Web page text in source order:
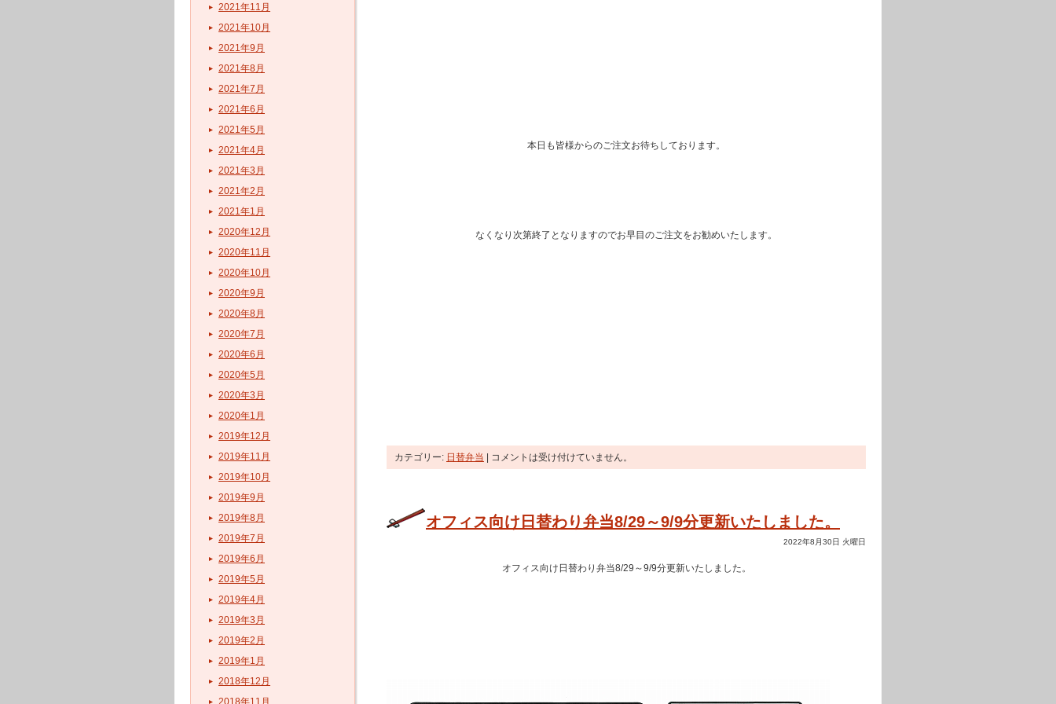
2021年11月
2021年10月
2021年9月
2021年8月
2021年7月
2021年6月
2021年5月
2021年4月
2021年3月
2021年2月
2021年1月
2020年12月
2020年11月
2020年10月
2020年9月
2020年8月
2020年7月
2020年6月
2020年5月
2020年3月
2020年1月
2019年12月
2019年11月
2019年10月
2019年9月
2019年8月
2019年7月
2019年6月
2019年5月
2019年4月
2019年3月
2019年2月
2019年1月
2018年12月
2018年11月
本日も皆様からのご注文お待ちしております。
なくなり次第終了となりますのでお早目のご注文をお勧めいたします。
カテゴリー: 日替弁当 コメントは受け付けていません。
オフィス向け日替わり弁当8/29～9/9分更新いたしました。
2022年8月30日 火曜日
オフィス向け日替わり弁当8/29～9/9分更新いたしました。